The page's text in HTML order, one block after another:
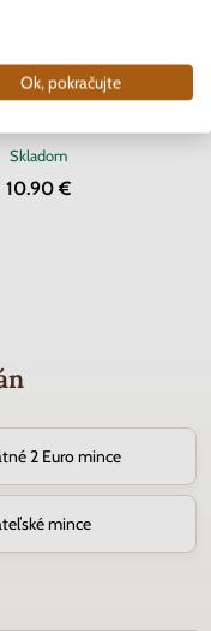
Belgicko 2017 -
Skladom
10.90 €
Séria
2 Euro mince
mince
Ok, pokračujte